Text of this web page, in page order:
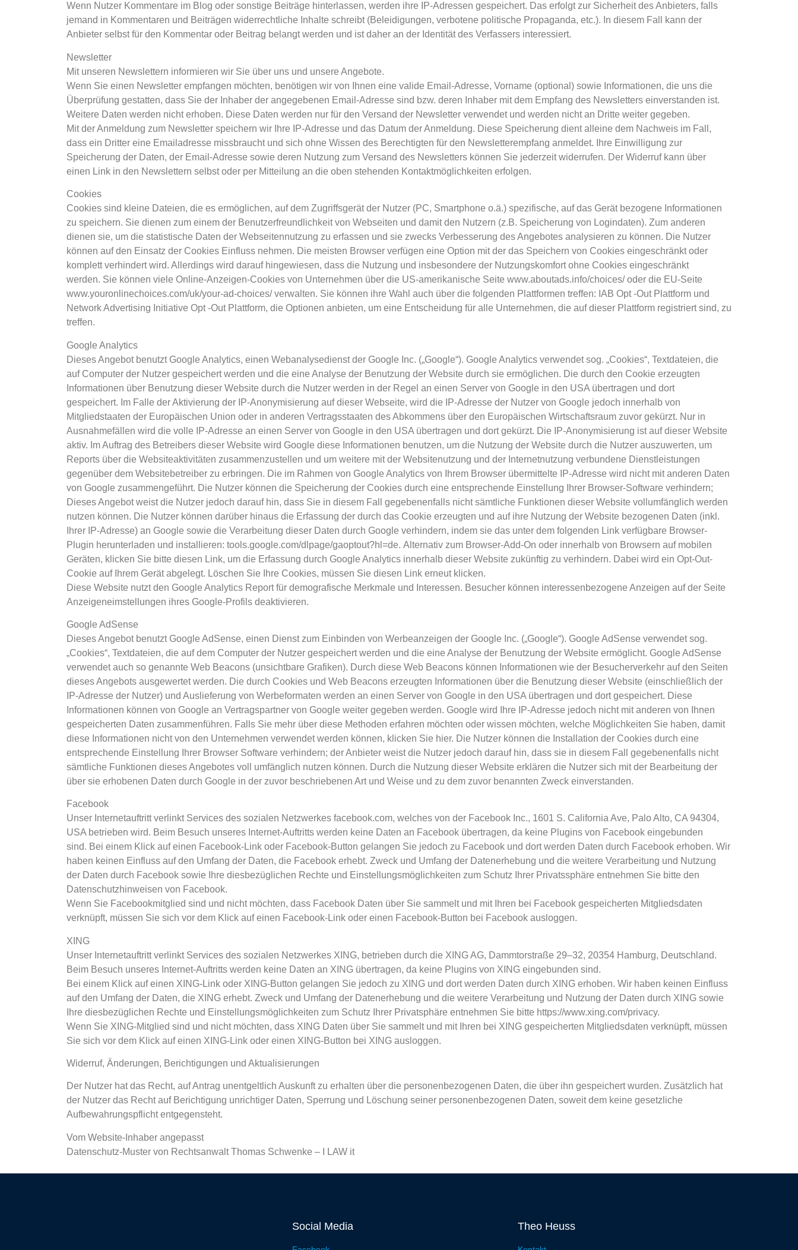
Wenn Nutzer Kommentare im Blog oder sonstige Beiträge hinterlassen, werden ihre IP-Adressen gespeichert. Das erfolgt zur Sicherheit des Anbieters, falls
jemand in Kommentaren und Beiträgen widerrechtliche Inhalte schreibt (Beleidigungen, verbotene politische Propaganda, etc.). In diesem Fall kann der
Anbieter selbst für den Kommentar oder Beitrag belangt werden und ist daher an der Identität des Verfassers interessiert.
Newsletter
Mit unseren Newslettern informieren wir Sie über uns und unsere Angebote.
Wenn Sie einen Newsletter empfangen möchten, benötigen wir von Ihnen eine valide Email-Adresse, Vorname (optional) sowie Informationen, die uns die
Überprüfung gestatten, dass Sie der Inhaber der angegebenen Email-Adresse sind bzw. deren Inhaber mit dem Empfang des Newsletters einverstanden ist.
Weitere Daten werden nicht erhoben. Diese Daten werden nur für den Versand der Newsletter verwendet und werden nicht an Dritte weiter gegeben.
Mit der Anmeldung zum Newsletter speichern wir Ihre IP-Adresse und das Datum der Anmeldung. Diese Speicherung dient alleine dem Nachweis im Fall,
dass ein Dritter eine Emailadresse missbraucht und sich ohne Wissen des Berechtigten für den Newsletterempfang anmeldet. Ihre Einwilligung zur
Speicherung der Daten, der Email-Adresse sowie deren Nutzung zum Versand des Newsletters können Sie jederzeit widerrufen. Der Widerruf kann über
einen Link in den Newslettern selbst oder per Mitteilung an die oben stehenden Kontaktmöglichkeiten erfolgen.
Cookies
Cookies sind kleine Dateien, die es ermöglichen, auf dem Zugriffsgerät der Nutzer (PC, Smartphone o.ä.) spezifische, auf das Gerät bezogene Informationen
zu speichern. Sie dienen zum einem der Benutzerfreundlichkeit von Webseiten und damit den Nutzern (z.B. Speicherung von Logindaten). Zum anderen
dienen sie, um die statistische Daten der Webseitennutzung zu erfassen und sie zwecks Verbesserung des Angebotes analysieren zu können. Die Nutzer
können auf den Einsatz der Cookies Einfluss nehmen. Die meisten Browser verfügen eine Option mit der das Speichern von Cookies eingeschränkt oder
komplett verhindert wird. Allerdings wird darauf hingewiesen, dass die Nutzung und insbesondere der Nutzungskomfort ohne Cookies eingeschränkt
werden. Sie können viele Online-Anzeigen-Cookies von Unternehmen über die US-amerikanische Seite www.aboutads.info/choices/ oder die EU-Seite
www.youronlinechoices.com/uk/your-ad-choices/ verwalten. Sie können ihre Wahl auch über die folgenden Plattformen treffen: IAB Opt ‑Out Plattform und
Network Advertising Initiative Opt ‑Out Plattform, die Optionen anbieten, um eine Entscheidung für alle Unternehmen, die auf dieser Plattform registriert sind, zu
treffen.
Google Analytics
Dieses Angebot benutzt Google Analytics, einen Webanalysedienst der Google Inc. („Google“). Google Analytics verwendet sog. „Cookies“, Textdateien, die
auf Computer der Nutzer gespeichert werden und die eine Analyse der Benutzung der Website durch sie ermöglichen. Die durch den Cookie erzeugten
Informationen über Benutzung dieser Website durch die Nutzer werden in der Regel an einen Server von Google in den USA übertragen und dort
gespeichert. Im Falle der Aktivierung der IP-Anonymisierung auf dieser Webseite, wird die IP-Adresse der Nutzer von Google jedoch innerhalb von
Mitgliedstaaten der Europäischen Union oder in anderen Vertragsstaaten des Abkommens über den Europäischen Wirtschaftsraum zuvor gekürzt. Nur in
Ausnahmefällen wird die volle IP-Adresse an einen Server von Google in den USA übertragen und dort gekürzt. Die IP-Anonymisierung ist auf dieser Website
aktiv. Im Auftrag des Betreibers dieser Website wird Google diese Informationen benutzen, um die Nutzung der Website durch die Nutzer auszuwerten, um
Reports über die Websiteaktivitäten zusammenzustellen und um weitere mit der Websitenutzung und der Internetnutzung verbundene Dienstleistungen
gegenüber dem Websitebetreiber zu erbringen. Die im Rahmen von Google Analytics von Ihrem Browser übermittelte IP-Adresse wird nicht mit anderen Daten
von Google zusammengeführt. Die Nutzer können die Speicherung der Cookies durch eine entsprechende Einstellung Ihrer Browser-Software verhindern;
Dieses Angebot weist die Nutzer jedoch darauf hin, dass Sie in diesem Fall gegebenenfalls nicht sämtliche Funktionen dieser Website vollumfänglich werden
nutzen können. Die Nutzer können darüber hinaus die Erfassung der durch das Cookie erzeugten und auf ihre Nutzung der Website bezogenen Daten (inkl.
Ihrer IP-Adresse) an Google sowie die Verarbeitung dieser Daten durch Google verhindern, indem sie das unter dem folgenden Link verfügbare Browser-
Plugin herunterladen und installieren: tools.google.com/dlpage/gaoptout?hl=de. Alternativ zum Browser-Add-On oder innerhalb von Browsern auf mobilen
Geräten, klicken Sie bitte diesen Link, um die Erfassung durch Google Analytics innerhalb dieser Website zukünftig zu verhindern. Dabei wird ein Opt-Out-
Cookie auf Ihrem Gerät abgelegt. Löschen Sie Ihre Cookies, müssen Sie diesen Link erneut klicken.
Diese Website nutzt den Google Analytics Report für demografische Merkmale und Interessen. Besucher können interessenbezogene Anzeigen auf der Seite
Anzeigeneimstellungen ihres Google-Profils deaktivieren.
Google AdSense
Dieses Angebot benutzt Google AdSense, einen Dienst zum Einbinden von Werbeanzeigen der Google Inc. („Google“). Google AdSense verwendet sog.
„Cookies“, Textdateien, die auf dem Computer der Nutzer gespeichert werden und die eine Analyse der Benutzung der Website ermöglicht. Google AdSense
verwendet auch so genannte Web Beacons (unsichtbare Grafiken). Durch diese Web Beacons können Informationen wie der Besucherverkehr auf den Seiten
dieses Angebots ausgewertet werden. Die durch Cookies und Web Beacons erzeugten Informationen über die Benutzung dieser Website (einschließlich der
IP-Adresse der Nutzer) und Auslieferung von Werbeformaten werden an einen Server von Google in den USA übertragen und dort gespeichert. Diese
Informationen können von Google an Vertragspartner von Google weiter gegeben werden. Google wird Ihre IP-Adresse jedoch nicht mit anderen von Ihnen
gespeicherten Daten zusammenführen. Falls Sie mehr über diese Methoden erfahren möchten oder wissen möchten, welche Möglichkeiten Sie haben, damit
diese Informationen nicht von den Unternehmen verwendet werden können, klicken Sie hier. Die Nutzer können die Installation der Cookies durch eine
entsprechende Einstellung Ihrer Browser Software verhindern; der Anbieter weist die Nutzer jedoch darauf hin, dass sie in diesem Fall gegebenenfalls nicht
sämtliche Funktionen dieses Angebotes voll umfänglich nutzen können. Durch die Nutzung dieser Website erklären die Nutzer sich mit der Bearbeitung der
über sie erhobenen Daten durch Google in der zuvor beschriebenen Art und Weise und zu dem zuvor benannten Zweck einverstanden.
Facebook
Unser Internetauftritt verlinkt Services des sozialen Netzwerkes facebook.com, welches von der Facebook Inc., 1601 S. California Ave, Palo Alto, CA 94304,
USA betrieben wird. Beim Besuch unseres Internet-Auftritts werden keine Daten an Facebook übertragen, da keine Plugins von Facebook eingebunden
sind. Bei einem Klick auf einen Facebook-Link oder Facebook-Button gelangen Sie jedoch zu Facebook und dort werden Daten durch Facebook erhoben. Wir
haben keinen Einfluss auf den Umfang der Daten, die Facebook erhebt. Zweck und Umfang der Datenerhebung und die weitere Verarbeitung und Nutzung
der Daten durch Facebook sowie Ihre diesbezüglichen Rechte und Einstellungsmöglichkeiten zum Schutz Ihrer Privatssphäre entnehmen Sie bitte den
Datenschutzhinweisen von Facebook.
Wenn Sie Facebookmitglied sind und nicht möchten, dass Facebook Daten über Sie sammelt und mit Ihren bei Facebook gespeicherten Mitgliedsdaten
verknüpft, müssen Sie sich vor dem Klick auf einen Facebook-Link oder einen Facebook-Button bei Facebook ausloggen.
XING
Unser Internetauftritt verlinkt Services des sozialen Netzwerkes XING, betrieben durch die XING AG, Dammtorstraße 29–32, 20354 Hamburg, Deutschland.
Beim Besuch unseres Internet-Auftritts werden keine Daten an XING übertragen, da keine Plugins von XING eingebunden sind.
Bei einem Klick auf einen XING-Link oder XING-Button gelangen Sie jedoch zu XING und dort werden Daten durch XING erhoben. Wir haben keinen Einfluss
auf den Umfang der Daten, die XING erhebt. Zweck und Umfang der Datenerhebung und die weitere Verarbeitung und Nutzung der Daten durch XING sowie
Ihre diesbezüglichen Rechte und Einstellungsmöglichkeiten zum Schutz Ihrer Privatsphäre entnehmen Sie bitte https://www.xing.com/privacy.
Wenn Sie XING-Mitglied sind und nicht möchten, dass XING Daten über Sie sammelt und mit Ihren bei XING gespeicherten Mitgliedsdaten verknüpft, müssen
Sie sich vor dem Klick auf einen XING-Link oder einen XING-Button bei XING ausloggen.
Widerruf, Änderungen, Berichtigungen und Aktualisierungen
Der Nutzer hat das Recht, auf Antrag unentgeltlich Auskunft zu erhalten über die personenbezogenen Daten, die über ihn gespeichert wurden. Zusätzlich hat
der Nutzer das Recht auf Berichtigung unrichtiger Daten, Sperrung und Löschung seiner personenbezogenen Daten, soweit dem keine gesetzliche
Aufbewahrungspflicht entgegensteht.
Vom Website-Inhaber angepasst
Datenschutz-Muster von Rechtsanwalt Thomas Schwenke – I LAW it
Social Media Theo Heuss